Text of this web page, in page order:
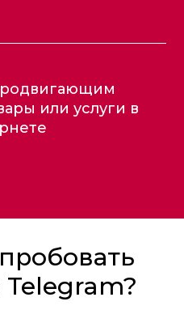
или услуги в